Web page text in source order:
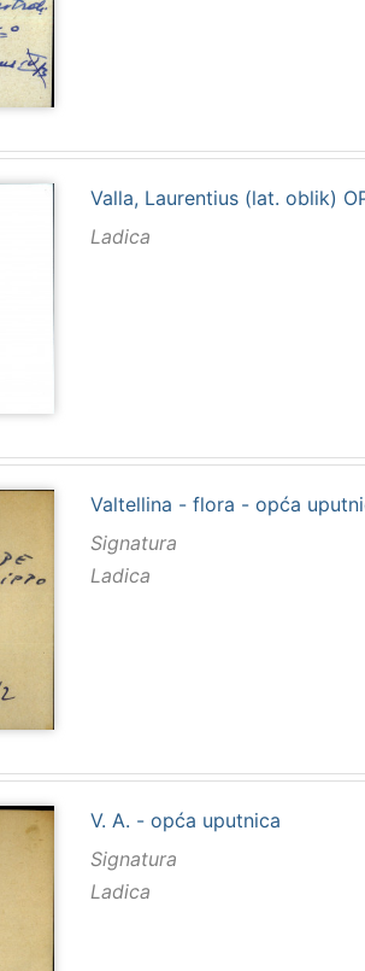
Valla, Laurentius (lat. oblik)
Ladica
Valtellina - flora - opća
Signatura
Ladica
V. A. - opća uputnica
Signatura
Ladica